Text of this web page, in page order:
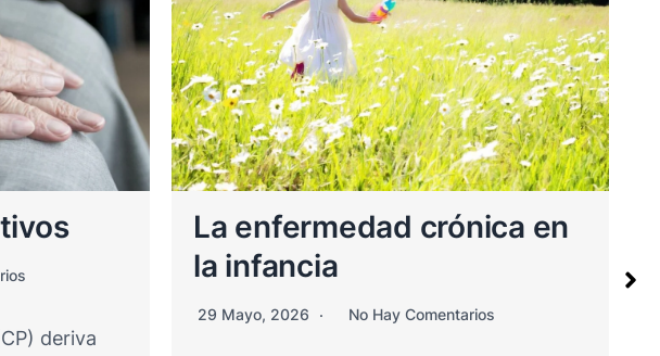
en
Presentación el 6 de junio
de los Cuadernos para
Humanizar la Atención y el
Acompañamiento en Salud